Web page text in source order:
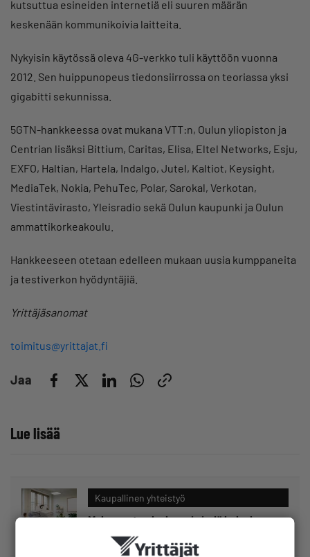
kutsuttua esineiden internetiä eli suuren määrän
keskenään kommunikoivia laitteita.
Nykyisin käytössä oleva 4G-verkko tuli käyttöön vuonna
2012. Sen huippunopeus tiedonsiirrossa on teoriassa yksi
gigabitti sekunnissa.
5GTN-hankkeessa ovat mukana VTT:n, Oulun yliopiston ja
Centrian lisäksi Bittium, Caritas, Elisa, Eltel Networks, Esju,
EXFO, Haltian, Hartela, Indalgo, Jutel, Kaltiot, Keysight,
MediaTek, Nokia, PehuTec, Polar, Sarokal, Verkotan,
Viestintävirasto, Yleisradio sekä Oulun kaupunki ja Oulun
ammattikorkeakoulu.
Hankkeeseen otetaan edelleen mukaan uusia kumppaneita
ja testiverkon hyödyntäjiä.
Yrittäjäsanomat
toimitus@yrittajat.fi
Jaa
Lue lisää
Kaupallinen yhteistyö
Maksamaton lasku voi viedä koko kaupan